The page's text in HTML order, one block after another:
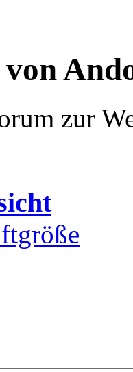
von
zur